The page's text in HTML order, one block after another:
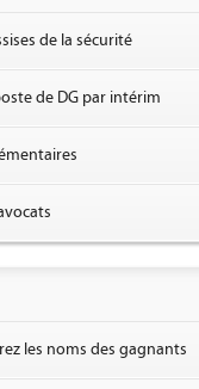
de la sécurité
de DG par intérim
les noms des gagnants